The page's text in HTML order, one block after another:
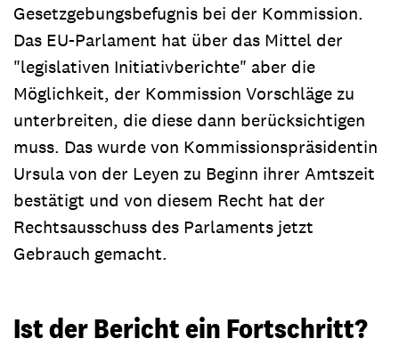
Gesetzgebungsbefugnis bei der Kommission.
Das EU-Parlament hat über das Mittel der
"legislativen Initiativberichte" aber die
Möglichkeit, der Kommission Vorschläge zu
unterbreiten, die diese dann berücksichtigen
muss. Das wurde von Kommissionspräsidentin
Ursula von der Leyen zu Beginn ihrer Amtszeit
bestätigt und von diesem Recht hat der
Rechtsausschuss des Parlaments jetzt
Gebrauch gemacht.
Ist der Bericht ein Fortschritt?